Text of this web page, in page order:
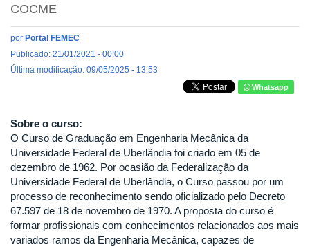
COCME
por Portal FEMEC
Publicado: 21/01/2021 - 00:00
Última modificação: 09/05/2025 - 13:53
Whatsapp
Sobre o curso:
O Curso de Graduação em Engenharia Mecânica da
Universidade Federal de Uberlândia foi criado em 05 de
dezembro de 1962. Por ocasião da Federalização da
Universidade Federal de Uberlândia, o Curso passou por um
processo de reconhecimento sendo oficializado pelo Decreto
67.597 de 18 de novembro de 1970. A proposta do curso é
formar profissionais com conhecimentos relacionados aos mais
variados ramos da Engenharia Mecânica, capazes de